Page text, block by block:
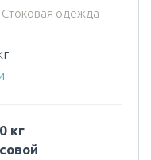
Стоковая одежда
кг